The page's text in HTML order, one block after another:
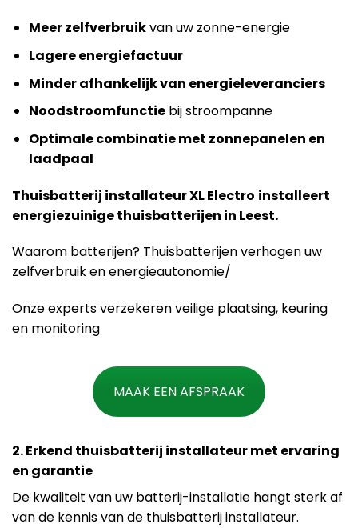
Meer zelfverbruikvan uw zonne-energie
Lagere energiefactuur
Minder afhankelijk van energieleveranciers
Noodstroomfunctiebij stroompanne
Optimale combinatie met zonnepanelen en
laadpaal
Thuisbatterij installateur XL Electro installeert
energiezuinige thuisbatterijen in Leest.
Waarom batterijen? Thuisbatterijen verhogen uw
zelfverbruik en energieautonomie/
Onze experts verzekeren veilige plaatsing, keuring
en monitoring
MAAK EEN AFSPRAAK
2. Erkend thuisbatterij installateur met ervaring
en garantie
De kwaliteit van uw batterij-installatie hangt sterk af
van de kennis van de thuisbatterij installateur.